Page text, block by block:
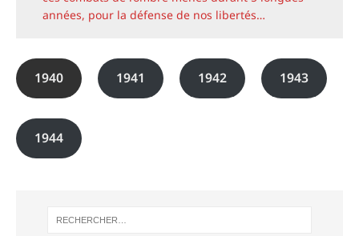
années, pour la défense de nos libertés…
1940 1941 1942 1943
1944